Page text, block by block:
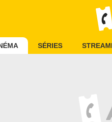
SÉRIES